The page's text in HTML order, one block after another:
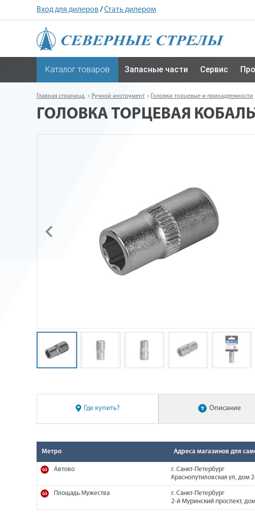
Вход для дилеров/Стать дилером
Каталог товаров Запасные части Сервис
Главная страница. Ручной инструмент Головки торцевые и принадлежности
ГОЛОВКА ТОРЦЕВАЯ
Где купить? Описание
Метро Адреса магазинов для
Автово
г. Санкт-Петербург
Краснопутиловская ул, дом
Площадь Мужества
г. Санкт-Петербург
2-й Муринский проспект,